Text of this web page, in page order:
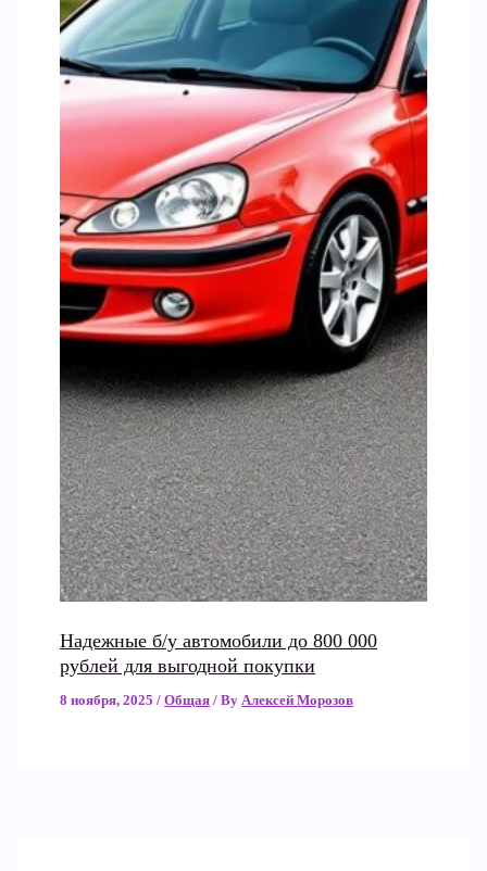
Надежные б/у автомобили до 800 000
рублей для выгодной покупки
8 ноября, 2025/Общая / ByАлексей Морозов